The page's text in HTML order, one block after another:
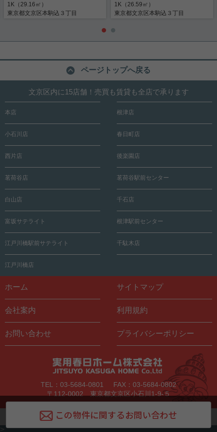
1K（29.16㎡）
東京都文京区本駒込３丁目
1K（26.59㎡）
東京都文京区本駒込３丁目
ページトップへ戻る
文京区内に15店舗！売買も賃貸も全店で承ります
本店 根津店
小石川店 春日町店
西片店 後楽園店
茗荷谷店 茗荷谷駅前センター
白山店 千石店
富坂サテライト 根津駅前センター
江戸川橋駅前サテライト 千駄木店
江戸川橋店
ホーム サイトマップ
会社案内 利用規約
お問い合わせ プライバシーポリシー
TEL：03-5684-0801
FAX：03-5684-0802
〒112-0002 東京都文京区小石川1-9-５
Copyright © Jitsuyo Kasuga Home All Rights Reserved.
>
この物件に関するお問い合わせ